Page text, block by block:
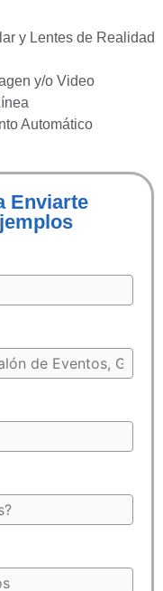
y Lentes de Realidad
y/o Video
Automático
Enviarte